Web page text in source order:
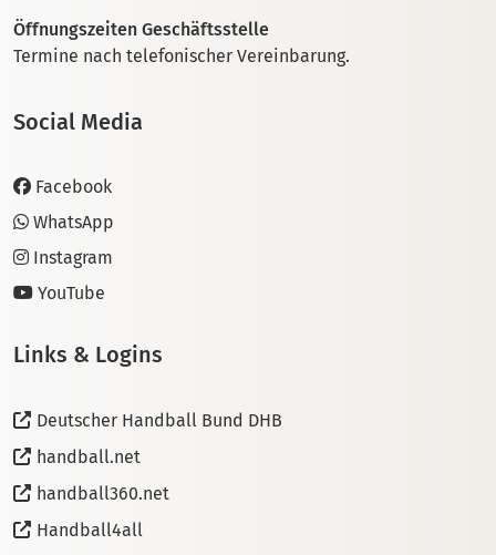
Öffnungszeiten Geschäftsstelle
Termine nach telefonischer Vereinbarung.
Social Media
Facebook
WhatsApp
Instagram
YouTube
Links & Logins
Deutscher Handball Bund DHB
handball.net
handball360.net
Handball4all